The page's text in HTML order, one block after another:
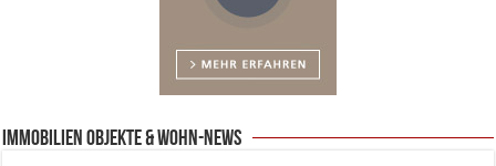
Immobilien Objekte & Wohn-News